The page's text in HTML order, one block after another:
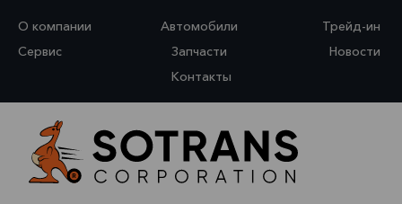
О компании Автомобили
Трейд-ин
Сервис
Запчасти
Новости
Контакты